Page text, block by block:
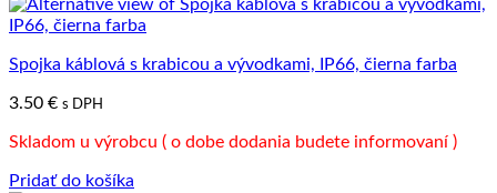
Spojka káblová s krabicou a vývodkami, IP66, čierna farba
3.50 € s DPH
Skladom u výrobcu ( o dobe dodania budete informovaní )
Pridať do košíka